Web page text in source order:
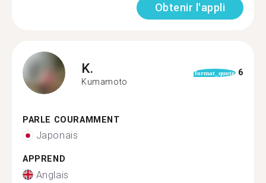
Obtenir l'appli
K.
Kumamoto
format_quote 6
PARLE COURAMMENT
Japonais
APPREND
Anglais